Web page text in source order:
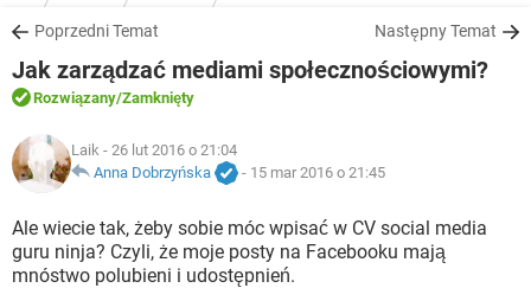
SPOTIFY
INSTAGRAM FACEBOOK
WINDOWS 10
PlayStation
SPOTIFY
INSTAGRAM
WINDOWS 10
DO POBRANIA
ANDROID TIKTOK
GRY
IOS
INSTAGRAM
WINDOWS 10
FORUM
COVID-19
GRY WHATSAPP
INSTAGRAM FACEBOOK
ARTYKUŁY
COVID-19
GRY WHATSAPP
SPOTIFY NETFLIX
Poprzedni Temat Następny Temat
Jak zarządzać mediami społecznościowymi?
Rozwiązany/Zamknięty
Laik - 26 lut 2016 o 21:04
Anna Dobrzyńska
- 15 mar 2016 o 21:45
Ale wiecie tak, żeby sobie móc wpisać w CV social media
guru ninja? Czyli, że moje posty na Facebooku mają
mnóstwo polubieni i udostępnień.